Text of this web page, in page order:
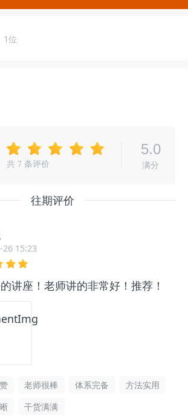
1位
共 7 条评价
5.0
满分
往期评价
26 15:23
讲座！老师讲的非常好！推荐！
老师很棒 体系完备
方法实用
干货满满